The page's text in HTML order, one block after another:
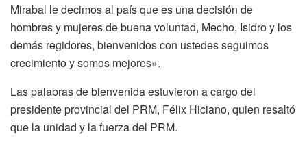
Mirabal le decimos al país que es una decisión de
hombres y mujeres de buena voluntad, Mecho, Isidro y los
demás regidores, bienvenidos con ustedes seguimos
crecimiento y somos mejores».
Las palabras de bienvenida estuvieron a cargo del
presidente provincial del PRM, Félix Hiciano, quien resaltó
que la unidad y la fuerza del PRM.